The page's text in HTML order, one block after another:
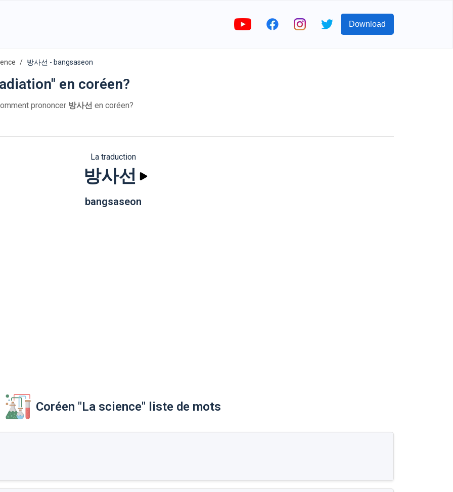
Download
방사선 - bangsaseon
en coréen?
prononcer 방사선 en coréen?
La traduction
방사선
bangsaseon
Coréen "La science" liste de mots